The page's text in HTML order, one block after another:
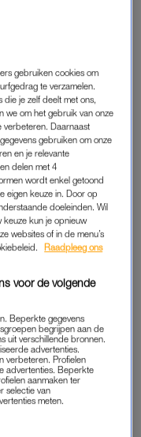
zat het tussen ons
het voor mij. Onze
en maakte lange
en deed elke week
gehandicaptenzorg.
uit logeren, van
om samen een
alle dagelijkse dingen.
we vonden altijd wel
in zijn gedrag op. Hij
was ik hem
gebruiken cookies om
te verzamelen.
die je zelf deelt met ons,
we om het gebruik van onze
verbeteren. Daarnaast
gebruiken om onze
en je relevante
delen met 4
wordt enkel getoond
eigen keuze in. Door op
doeleinden. Wil
keuze kun je opnieuw
websites of in de menu’s
Raadpleeg ons
voor de volgende
Beperkte gegevens
begrijpen aan de
uit verschillende bronnen.
advertenties.
verbeteren. Profielen
advertenties. Beperkte
aanmaken ter
selectie van
meten.